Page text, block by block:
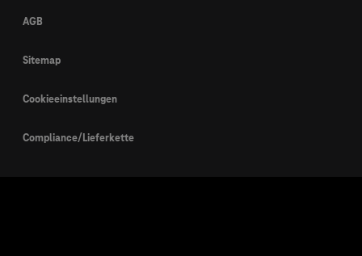
AGB
Sitemap
Cookieeinstellungen
Compliance/Lieferkette